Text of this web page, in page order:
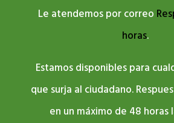
Le atendemos por correo
horas.
Estamos disponibles para
que surja al ciudadano.
en un máximo de 48 horas